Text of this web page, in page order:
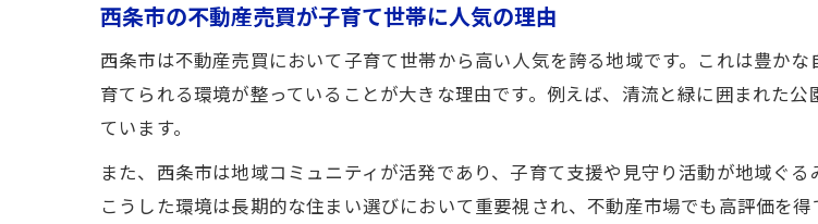
西条市の不動産売買が子育て世帯に人気の理由
西条市は不動産売買において子育て世帯から高い人気を誇る地域です。これは豊か
育てられる環境が整っていることが大きな理由です。例えば、清流と緑に囲まれた
ています。
また、西条市は地域コミュニティが活発であり、子育て支援や見守り活動が地域ぐ
こうした環境は長期的な住まい選びにおいて重要視され、不動産市場でも高評価を得